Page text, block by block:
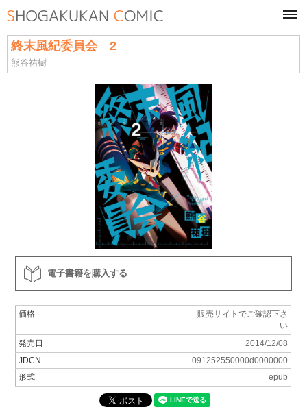
終末風紀委員会 2
熊谷祐樹
電子書籍を購入する
価格
販売サイトでご確認下さ
い
発売日
2014/12/08
JDCN
091252550000d0000000
形式
epub